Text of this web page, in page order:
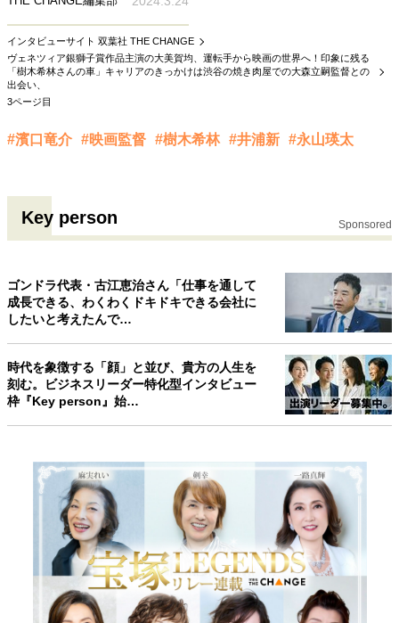
インタビューサイト 双葉社 THE CHANGE
ヴェネツィア銀獅子賞作品主演の大美賀均、運転手から映画の世界へ！印象に残る
「樹木希林さんの車」キャリアのきっかけは渋谷の焼き肉屋での大森立嗣監督との
出会い、
3ページ目
#濱口竜介 #映画監督 #樹木希林 #井浦新 #永山瑛太
Key person Sponsored
ゴンドラ代表・古江恵治さん「仕事を通して
成長できる、わくわくドキドキできる会社に
したいと考えたんで…
時代を象徴する「顔」と並び、貴方の人生を
刻む。ビジネスリーダー特化型インタビュー
枠『Key person』始…